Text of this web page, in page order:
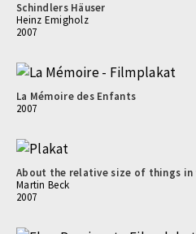
Schindlers Häuser
Heinz Emigholz
2007
La Mémoire des Enfants
2007
About the relative size of things in
Martin Beck
2007